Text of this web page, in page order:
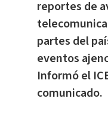
reportes de
partes del
eventos
Informó el
comunicado.